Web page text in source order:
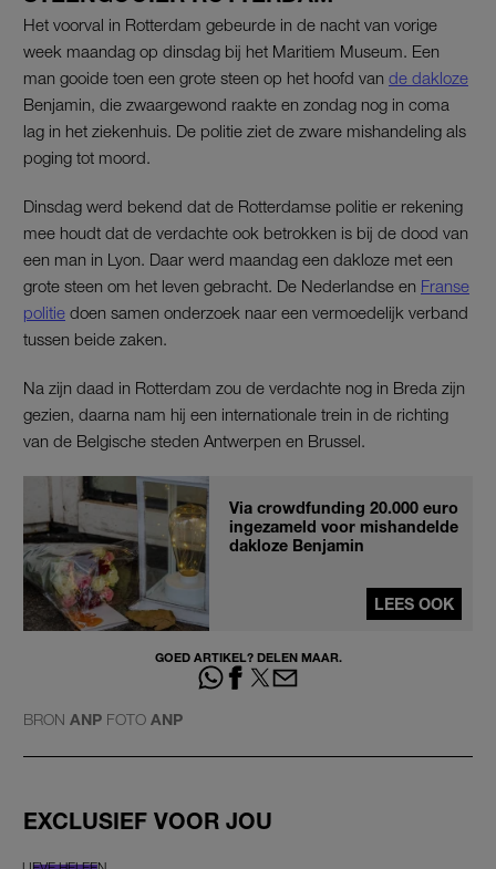
Het voorval in Rotterdam gebeurde in de nacht van vorige
week maandag op dinsdag bij het Maritiem Museum. Een
man gooide toen een grote steen op het hoofd van de dakloze
Benjamin, die zwaargewond raakte en zondag nog in coma
lag in het ziekenhuis. De politie ziet de zware mishandeling als
poging tot moord.
Dinsdag werd bekend dat de Rotterdamse politie er rekening
mee houdt dat de verdachte ook betrokken is bij de dood van
een man in Lyon. Daar werd maandag een dakloze met een
grote steen om het leven gebracht. De Nederlandse en Franse
politie doen samen onderzoek naar een vermoedelijk verband
tussen beide zaken.
Na zijn daad in Rotterdam zou de verdachte nog in Breda zijn
gezien, daarna nam hij een internationale trein in de richting
van de Belgische steden Antwerpen en Brussel.
Via crowdfunding 20.000 euro
ingezameld voor mishandelde
dakloze Benjamin
LEES OOK
GOED ARTIKEL? DELEN MAAR.
BRON ANP FOTO ANP
EXCLUSIEF VOOR JOU